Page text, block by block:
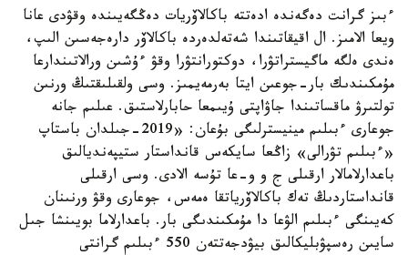
ءبىز گرانت دەگەندە ادەتتە باكالاۆريات دەڭگەيىندە وقۋدى عانا
ويعا الامىز. ال اقيقاتىندا شەتەلدەردە باكالاۆر دارەجەسىن الىپ،
ەندى ەلگە ماگيستراتۋرا، دوكتورانتۋرا وقۋ ءۇشىن ورالاتىندارعا
مۇمكىندىك بار-جوعىن ايتا بەرمەيمىز. وسى ولقىلىقتىڭ ورنىن
تولتىرۋ ماقساتىندا جاۋاپتى ۇيىمعا حابارلاستىق. عىلىم جانە
جوعارى ءبىلىم مينيسترلىگى بۇعان: «2019-جىلدان باستاپ
«ءبىلىم تۋرالى» زاڭعا سايكەس قانداستار ستيپەنديالىق
باعدارلامالار ارقىلى ج و و-عا تۇسە الادى. وسى ارقىلى
قانداستاردىڭ تەك باكالاۆرياتقا ەمەس، جوعارى وقۋ ورنىنان
كەيىنگى ءبىلىم الۋعا دا مۇمكىندىگى بار. باعدارلاما بويىنشا جىل
سايىن رەسپۋبليكالىق بيۋدجەتتەن 550 ءبىلىم گرانتى